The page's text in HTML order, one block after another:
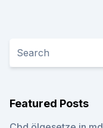
Featured Posts